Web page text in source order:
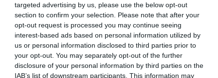
targeted advertising by us, please use the below opt-out
section to confirm your selection. Please note that after your
opt-out request is processed you may continue seeing
interest-based ads based on personal information utilized by
us or personal information disclosed to third parties prior to
your opt-out. You may separately opt-out of the further
disclosure of your personal information by third parties on the
IAB’s list of downstream participants. This information may